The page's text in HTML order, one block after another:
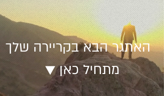
האתגר הבא בקריירה שלך
▼ מתחיל כאן